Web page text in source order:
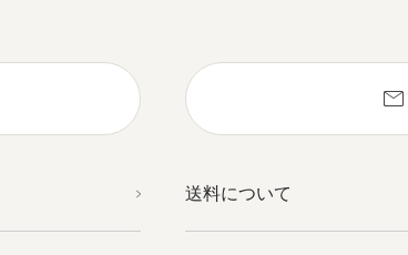
mail
送料について